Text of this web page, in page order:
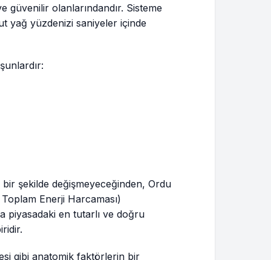
güvenilir olanlarındandır. Sisteme
yağ yüzdenizi saniyeler içinde
şekilde değişmeyeceğinden, Ordu
Enerji Harcaması)
piyasadaki en tutarlı ve doğru
gibi anatomik faktörlerin bir